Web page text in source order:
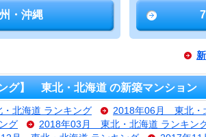
・沖縄
グ】 東北・北海道 の新築マンション
北海道 ランキング
2018年06月 東北・
グ
2018年03月 東北・北海道 ランキン